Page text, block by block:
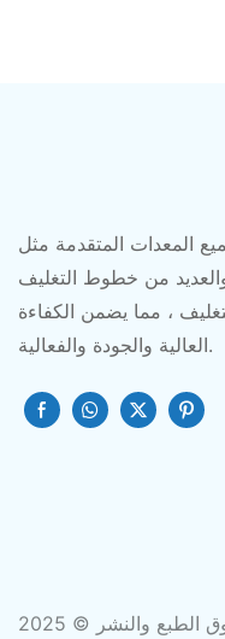
المعدات المتقدمة مثل
والعديد من خطوط التغليف
، مما يضمن الكفاءة
العالية والجودة والفعالية.